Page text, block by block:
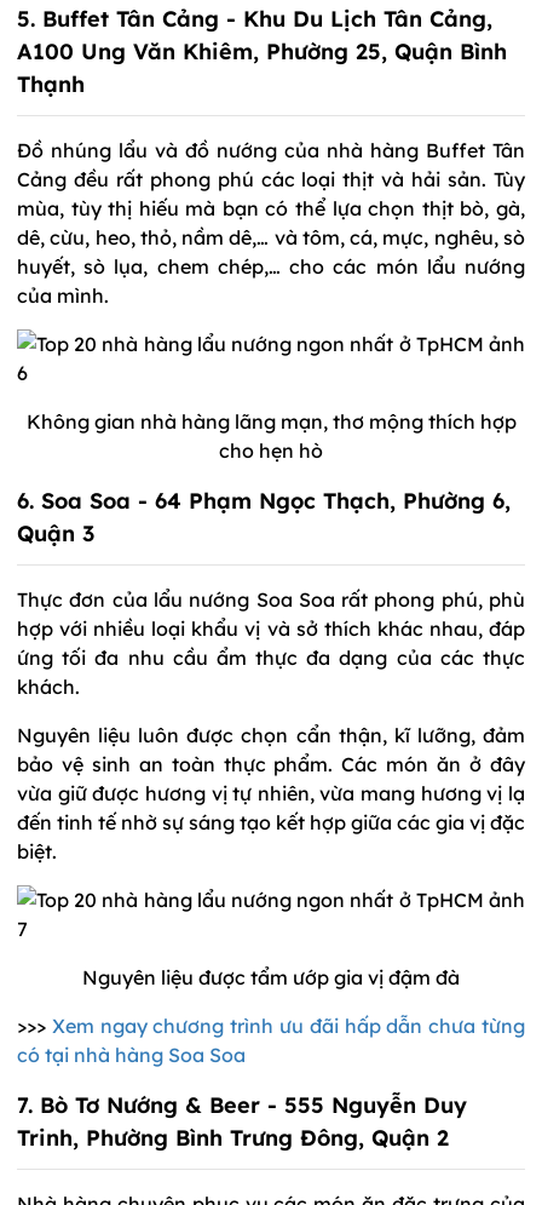
5. Buffet Tân Cảng - Khu Du Lịch Tân Cảng,
A100 Ung Văn Khiêm, Phường 25, Quận Bình
Thạnh
Đồ nhúng lẩu và đồ nướng của nhà hàng Buffet Tân
Cảng đều rất phong phú các loại thịt và hải sản. Tùy
mùa, tùy thị hiếu mà bạn có thể lựa chọn thịt bò, gà,
dê, cừu, heo, thỏ, nầm dê,… và tôm, cá, mực, nghêu, sò
huyết, sò lụa, chem chép,… cho các món lẩu nướng
của mình.
Không gian nhà hàng lãng mạn, thơ mộng thích hợp
cho hẹn hò
6. Soa Soa - 64 Phạm Ngọc Thạch, Phường 6,
Quận 3
Thực đơn của lẩu nướng Soa Soa rất phong phú, phù
hợp với nhiều loại khẩu vị và sở thích khác nhau, đáp
ứng tối đa nhu cầu ẩm thực đa dạng của các thực
khách.
Nguyên liệu luôn được chọn cẩn thận, kĩ lưỡng, đảm
bảo vệ sinh an toàn thực phẩm. Các món ăn ở đây
vừa giữ được hương vị tự nhiên, vừa mang hương vị lạ
đến tinh tế nhờ sự sáng tạo kết hợp giữa các gia vị đặc
biệt.
Nguyên liệu được tẩm ướp gia vị đậm đà
>>> Xem ngay chương trình ưu đãi hấp dẫn chưa từng
có tại nhà hàng Soa Soa
7. Bò Tơ Nướng & Beer - 555 Nguyễn Duy
Trinh, Phường Bình Trưng Đông, Quận 2